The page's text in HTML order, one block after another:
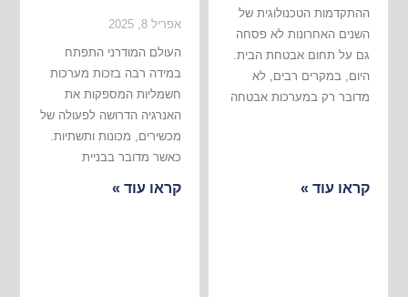
ההתקדמות הטכנולוגית של
השנים האחרונות לא פסחה
גם על תחום אבטחת הבית.
היום, במקרים רבים, לא
מדובר רק במערכות אבטחה
קראו עוד »
אפריל 8, 2025
העולם המודרני התפתח
במידה רבה בזכות מערכות
חשמליות המספקות את
האנרגיה הדרושה לפעולה של
מכשירים, מכונות ותשתיות.
כאשר מדובר בבניית
קראו עוד »